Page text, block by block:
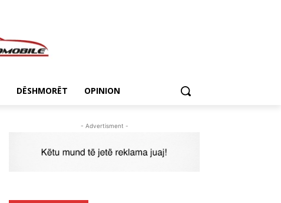
DËSHMORËT OPINION
- Advertisment -